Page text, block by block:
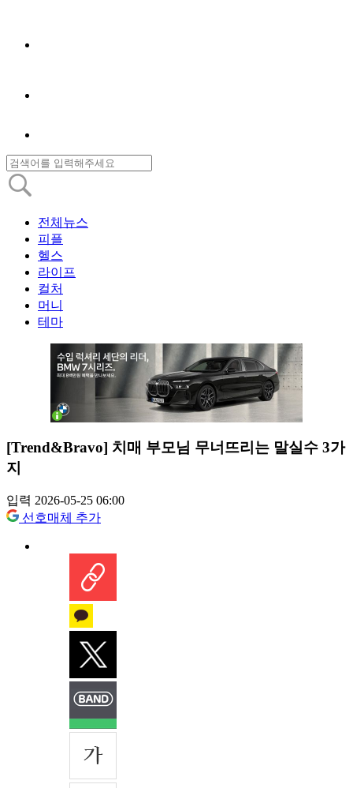
전체뉴스
피플
헬스
라이프
컬처
머니
테마
[Trend&Bravo] 치매 부모님 무너뜨리는 말실수 3가
지
입력 2026-05-25 06:00
선호매체 추가